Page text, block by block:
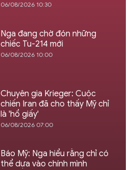
06/08/2026 10:30
Nga đang chờ đón những
chiếc Tu-214 mới
06/08/2026 10:00
Chuyên gia Krieger: Cuộc
chiến Iran đã cho thấy Mỹ chỉ
là 'hổ giấy'
06/08/2026 07:00
Báo Mỹ: Nga hiểu rằng chỉ có
thể dựa vào chính mình